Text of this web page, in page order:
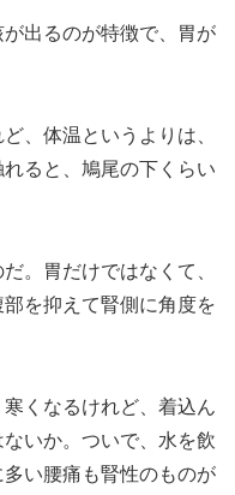
出るのが特徴で、胃が
、体温というよりは、
ると、鳩尾の下くらい
。胃だけではなくて、
を抑えて腎側に角度を
くなるけれど、着込ん
いか。ついで、水を飲
い腰痛も腎性のものが